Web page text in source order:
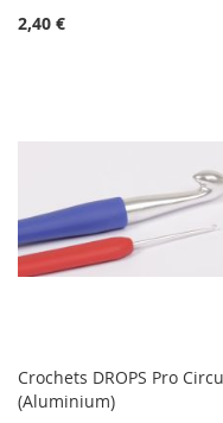
2,40 €
Crochets DROPS Pro
(Aluminium)